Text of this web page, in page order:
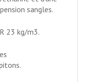
sangles.
23 kg/m3.